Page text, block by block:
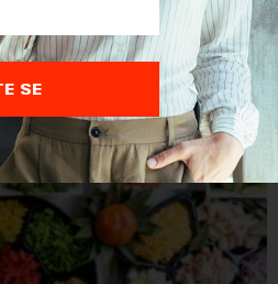
vodo...
SE